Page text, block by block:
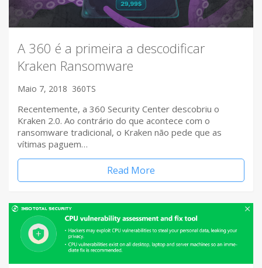
A 360 é a primeira a descodificar
Kraken Ransomware
Maio 7, 2018 360TS
Recentemente, a 360 Security Center descobriu o
Kraken 2.0. Ao contrário do que acontece com o
ransomware tradicional, o Kraken não pede que as
vítimas paguem…
Read More